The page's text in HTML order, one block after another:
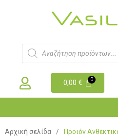
0,00€
Αρχική σελίδα / Προϊόν